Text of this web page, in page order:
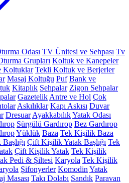
Odası TV Ünitesi ve Sehpası Tv
Grupları Koltuk ve Kanepeler
Koltuklar Tekli Koltuk ve Berjerler
Masaj Koltuğu Puf Bank ve
Kitaplık Sehpalar Zigon Sehpalar
Gazetelik Antre ve Hol Çok
Askılıklar Kapı Askısı Duvar
Dresuar AyakkabılıkYatak Odası
Sürgülü Gardırop Bez Gardırop
Yüklük Baza Tek Kişilik Baza
Çift Kişilik Yatak Başlığı Tek
Çift Kişilik Yatak Tek Kişilik
Pedi & Şiltesi Karyola Tek Kişilik
Şifonyerler Komodin Yatak
Masası Takı Dolabı Sandık Paravan